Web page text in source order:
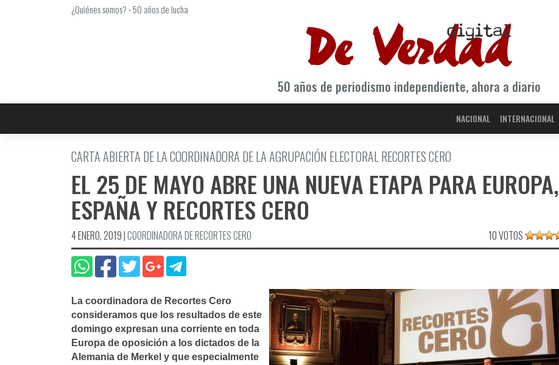
¿Quiénes somos?-50 años de lucha
50 años de periodismo independiente, ahora a diario
NACIONAL INTERNACIONAL
CARTA ABIERTA DE LA COORDINADORA DE LA AGRUPACIÓN ELECTORAL RECORTES CERO
EL 25 DE MAYO ABRE UNA NUEVA ETAPA PARA EUROPA,
ESPAÑA Y RECORTES CERO
4 ENERO, 2019|COORDINADORA DE RECORTES CERO 10 VOTOS
La coordinadora de Recortes Cero
consideramos que los resultados de este
domingo expresan una corriente en toda
Europa de oposición a los dictados de la
Alemania de Merkel y que especialmente